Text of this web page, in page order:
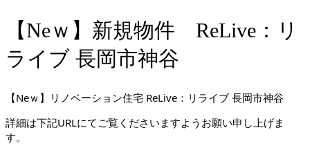
【Neｗ】新規物件 ReLive：リ
ライブ 長岡市神谷
【Neｗ】リノベーション住宅 ReLive：リライブ 長岡市神谷
詳細は下記URLにてご覧くださいますようお願い申し上げま
す。